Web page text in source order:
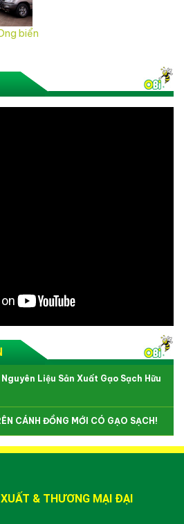
biển
Liệu Sản Xuất Gạo Sạch Hữu
CÁNH ĐỒNG MỚI CÓ GẠO SẠCH!
& THƯƠNG MẠI ĐẠI